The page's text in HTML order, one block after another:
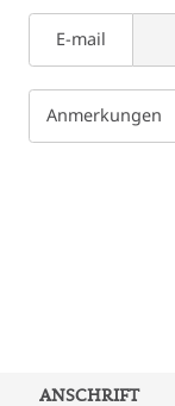
E-mail
Anmerkungen
ANSCHRIFT